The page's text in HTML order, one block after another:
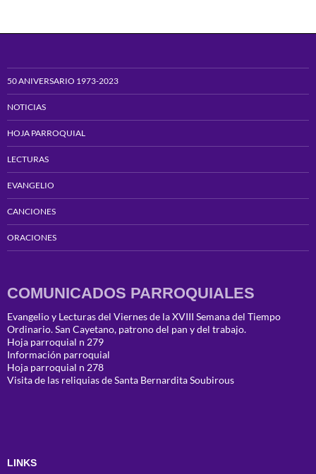
50 ANIVERSARIO 1973-2023
NOTICIAS
HOJA PARROQUIAL
LECTURAS
EVANGELIO
CANCIONES
ORACIONES
COMUNICADOS PARROQUIALES
Evangelio y Lecturas del Viernes de la XVIII Semana del Tiempo
Ordinario. San Cayetano, patrono del pan y del trabajo.
Hoja parroquial n 279
Información parroquial
Hoja parroquial n 278
Visita de las reliquias de Santa Bernardita Soubirous
LINKS